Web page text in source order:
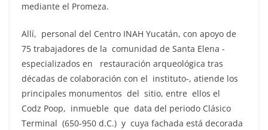
mediante el Promeza.
Allí, personal del Centro INAH Yucatán, con apoyo de
75 trabajadores de la comunidad de Santa Elena -
especializados en restauración arqueológica tras
décadas de colaboración con el instituto-, atiende los
principales monumentos del sitio, entre ellos el
Codz Poop, inmueble que data del periodo Clásico
Terminal (650-950 d.C.) y cuya fachada está decorada